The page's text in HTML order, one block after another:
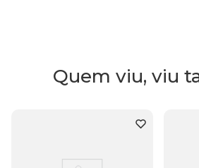
Quem viu, viu